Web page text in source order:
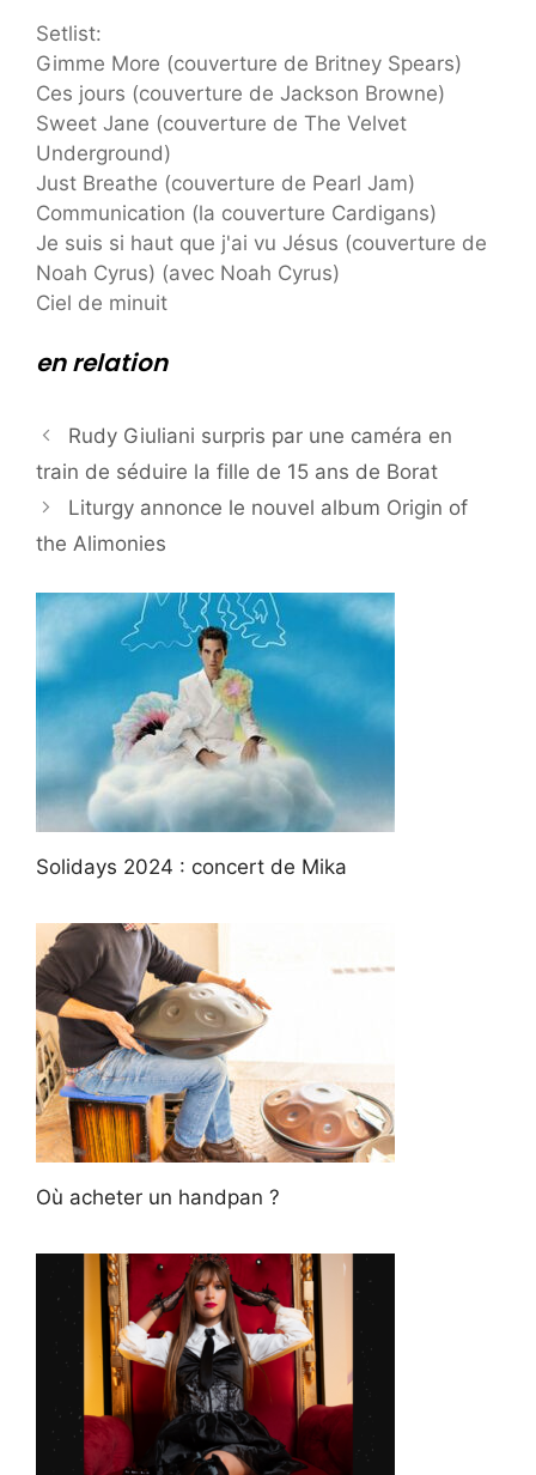
Setlist:
Gimme More (couverture de Britney Spears)
Ces jours (couverture de Jackson Browne)
Sweet Jane (couverture de The Velvet
Underground)
Just Breathe (couverture de Pearl Jam)
Communication (la couverture Cardigans)
Je suis si haut que j'ai vu Jésus (couverture de
Noah Cyrus) (avec Noah Cyrus)
Ciel de minuit
en relation
Rudy Giuliani surpris par une caméra en
train de séduire la fille de 15 ans de Borat
Liturgy annonce le nouvel album Origin of
the Alimonies
Solidays 2024 : concert de Mika
Où acheter un handpan ?